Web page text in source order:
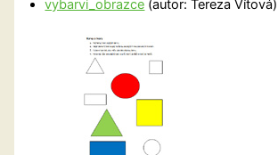
vybarvi_obrazce (autor: Tereza Vítová)